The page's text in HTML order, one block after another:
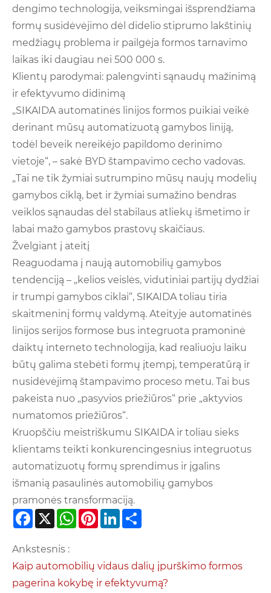
dengimo technologija, veiksmingai išsprendžiama
formų susidėvėjimo dėl didelio stiprumo lakštinių
medžiagų problema ir pailgėja formos tarnavimo
laikas iki daugiau nei 500 000 s.
Klientų parodymai: palengvinti sąnaudų mažinimą
ir efektyvumo didinimą
„SIKAIDA automatinės linijos formos puikiai veikė
derinant mūsų automatizuotą gamybos liniją,
todėl beveik nereikėjo papildomo derinimo
vietoje“, – sakė BYD štampavimo cecho vadovas.
„Tai ne tik žymiai sutrumpino mūsų naujų modelių
gamybos ciklą, bet ir žymiai sumažino bendras
veiklos sąnaudas dėl stabilaus atliekų išmetimo ir
labai mažo gamybos prastovų skaičiaus.
Žvelgiant į ateitį
Reaguodama į naują automobilių gamybos
tendenciją – „kelios veislės, vidutiniai partijų dydžiai
ir trumpi gamybos ciklai“, SIKAIDA toliau tiria
skaitmeninį formų valdymą. Ateityje automatinės
linijos serijos formose bus integruota pramoninė
daiktų interneto technologija, kad realiuoju laiku
būtų galima stebėti formų įtempį, temperatūrą ir
nusidėvėjimą štampavimo proceso metu. Tai bus
pakeista nuo „pasyvios priežiūros“ prie „aktyvios
numatomos priežiūros“.
Kruopščiu meistriškumu SIKAIDA ir toliau sieks
klientams teikti konkurencingesnius integruotus
automatizuotų formų sprendimus ir įgalins
išmanią pasaulinės automobilių gamybos
pramonės transformaciją.
Facebook
X WhatsApp
Pinterest
LinkedIn
Ankstesnis :
Kaip automobilių vidaus dalių įpurškimo formos
pagerina kokybę ir efektyvumą?